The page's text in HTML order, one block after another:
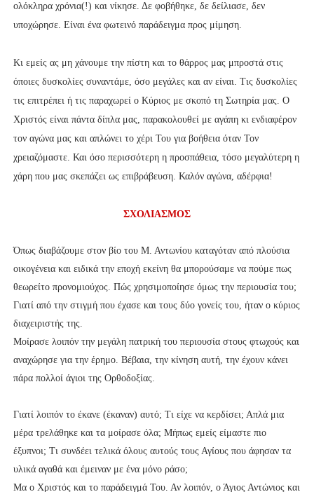
ολόκληρα χρόνια(!) και νίκησε. Δε φοβήθηκε, δε δείλιασε, δεν
υποχώρησε. Είναι ένα φωτεινό παράδειγμα προς μίμηση.
Κι εμείς ας μη χάνουμε την πίστη και το θάρρος μας μπροστά στις
όποιες δυσκολίες συναντάμε, όσο μεγάλες και αν είναι. Τις δυσκολίες
τις επιτρέπει ή τις παραχωρεί ο Κύριος με σκοπό τη Σωτηρία μας. Ο
Χριστός είναι πάντα δίπλα μας, παρακολουθεί με αγάπη κι ενδιαφέρον
τον αγώνα μας και απλώνει το χέρι Του για βοήθεια όταν Τον
χρειαζόμαστε. Και όσο περισσότερη η προσπάθεια, τόσο μεγαλύτερη η
χάρη που μας σκεπάζει ως επιβράβευση. Καλόν αγώνα, αδέρφια!
ΣΧΟΛΙΑΣΜΟΣ
Όπως διαβάζουμε στον βίο του Μ. Αντωνίου καταγόταν από πλούσια
οικογένεια και ειδικά την εποχή εκείνη θα μπορούσαμε να πούμε πως
θεωρείτο προνομιούχος. Πώς χρησιμοποίησε όμως την περιουσία του;
Γιατί από την στιγμή που έχασε και τους δύο γονείς του, ήταν ο κύριος
διαχειριστής της.
Μοίρασε λοιπόν την μεγάλη πατρική του περιουσία στους φτωχούς και
αναχώρησε για την έρημο. Βέβαια, την κίνηση αυτή, την έχουν κάνει
πάρα πολλοί άγιοι της Ορθοδοξίας.
Γιατί λοιπόν το έκανε (έκαναν) αυτό; Τι είχε να κερδίσει; Απλά μια
μέρα τρελάθηκε και τα μοίρασε όλα; Μήπως εμείς είμαστε πιο
έξυπνοι; Τι συνδέει τελικά όλους αυτούς τους Αγίους που άφησαν τα
υλικά αγαθά και έμειναν με ένα μόνο ράσο;
Μα ο Χριστός και το παράδειγμά Του. Αν λοιπόν, ο Άγιος Αντώνιος και